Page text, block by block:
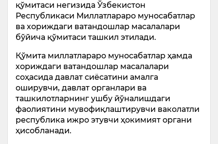
қўмитаси негизида Ўзбекистон
Республикаси Миллатлараро муносабатлар
ва хориждаги ватандошлар масалалари
бўйича қўмитаси ташкил этилади.
Қўмита миллатлараро муносабатлар ҳамда
хориждаги ватандошлар масалалари
соҳасида давлат сиёсатини амалга
оширувчи, давлат органлари ва
ташкилотларнинг ушбу йўналишдаги
фаолиятини мувофиқлаштирувчи ваколатли
республика ижро этувчи ҳокимият органи
ҳисобланади.